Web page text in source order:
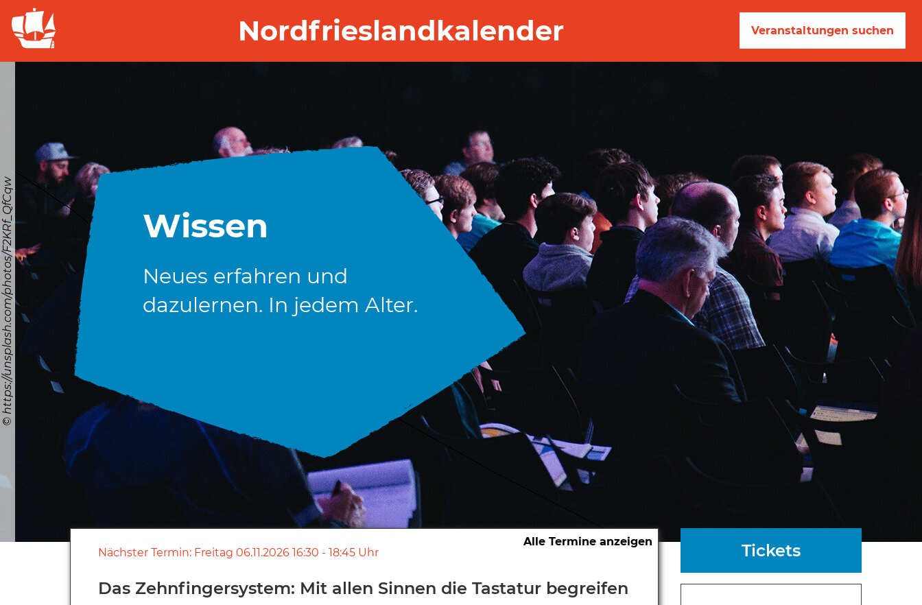
Nordfrieslandkalender Veranstaltungen suchen
Wissen
Neues erfahren und
dazulernen. In jedem Alter.
© https://unsplash.com/photos/F2KRf_QfCqw
Nächster Termin: Freitag 06.11.2026 16:30 - 18:45 Uhr
Alle Termine anzeigen
Das Zehnfingersystem: Mit allen Sinnen die Tastatur begreifen
Tickets